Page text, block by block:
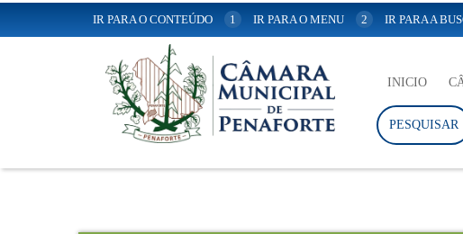
IR PARA O CONTEÚDO 1 IR PARA O MENU 2 IR PARA A
INICIO
PESQUISAR